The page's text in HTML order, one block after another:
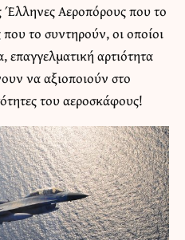
Έλληνες Αεροπόρους που το
το συντηρούν, οι οποίοι
επαγγελματική αρτιότητα
να αξιοποιούν στο
του αεροσκάφους!